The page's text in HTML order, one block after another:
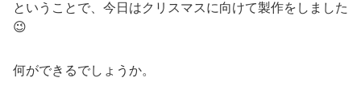
ということで、今日はクリスマスに向けて製作をしました
😉
何ができるでしょうか。